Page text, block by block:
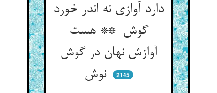
دارد آوازی نه اندر خورد
گوش ** هست
آوازش نهان در گوش
نوش
2145